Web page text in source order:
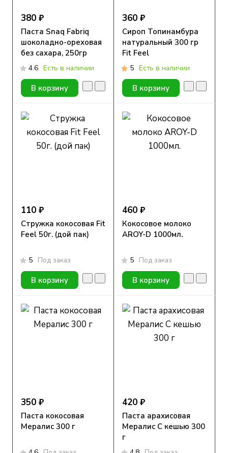
380 ₽
Паста Snaq Fabriq
шоколадно-ореховая
без сахара, 250гр
4.6 Есть в наличии
В корзину
360 ₽
Сироп Топинамбура
натуральный 300 гр
Fit Feel
5 Есть в наличии
В корзину
110 ₽
Стружка кокосовая Fit
Feel 50г. (дой пак)
5 Под заказ
В корзину
460 ₽
Кокосовое молоко
AROY-D 1000мл.
5 Под заказ
В корзину
350 ₽
Паста кокосовая
Мералис 300 г
420 ₽
Паста арахисовая
Мералис С кешью 300
г